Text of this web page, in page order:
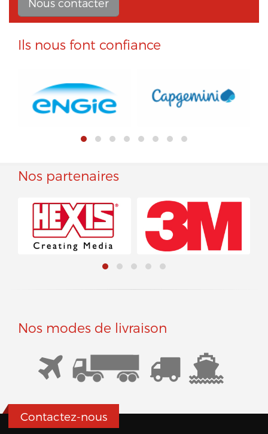
Nous contacter
Ils nous font confiance
Nos partenaires
Nos modes de livraison
Contactez-nous